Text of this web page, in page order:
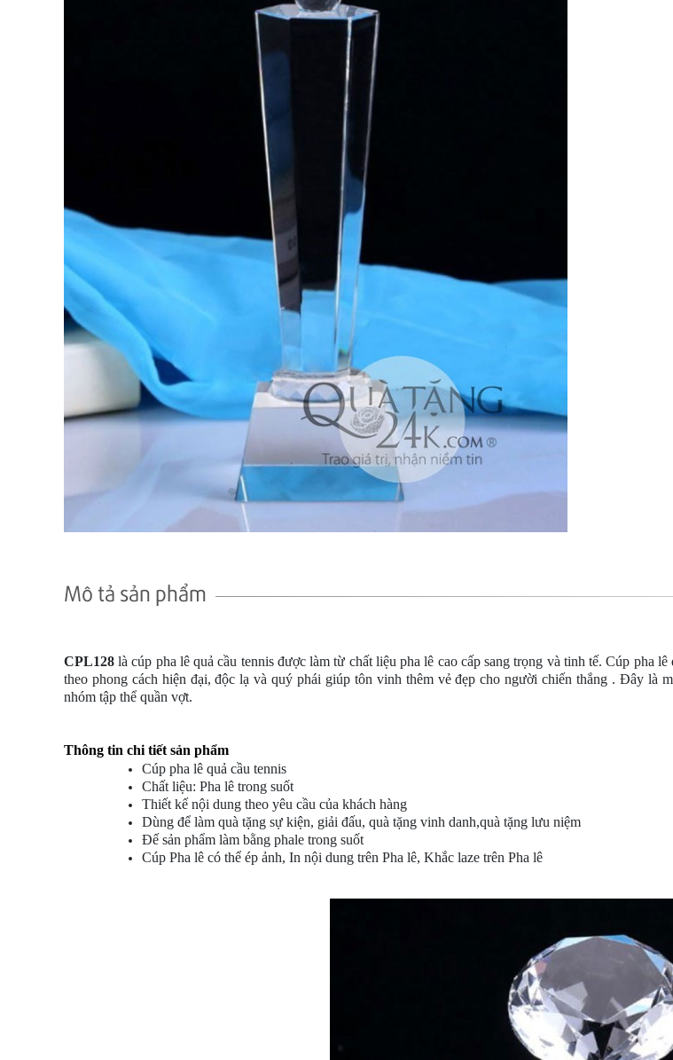
Mô tả sản phẩm
CPL128là cúp pha lê quả cầu tennis được làm từ chất liệu pha lê cao cấp sang trọng và tinh tế. Cúp pha
theo phong cách hiện đại, độc lạ và quý phái giúp tôn vinh thêm vẻ đẹp cho người chiến thắng . Đây là
nhóm tập thể quần vợt.
Thông tin chi tiết sản phẩm
Cúp pha lê quả cầu tennis
Chất liệu: Pha lê trong suốt
Thiết kế nội dung theo yêu cầu của khách hàng
Dùng để làm quà tặng sự kiện, giải đấu, quà tặng vinh danh,quà tặng lưu niệm
Đế sản phẩm làm bằng phale trong suốt
Cúp Pha lê có thể ép ảnh, In nội dung trên Pha lê, Khắc laze trên Pha lê